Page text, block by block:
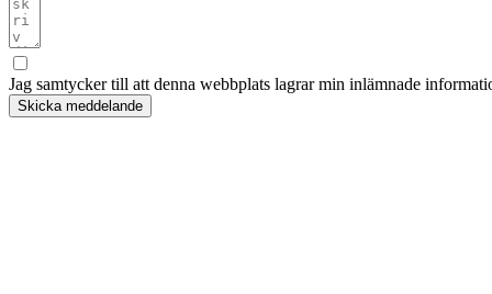
Jag samtycker till att denna webbplats lagrar min inlämnade
Skicka meddelande